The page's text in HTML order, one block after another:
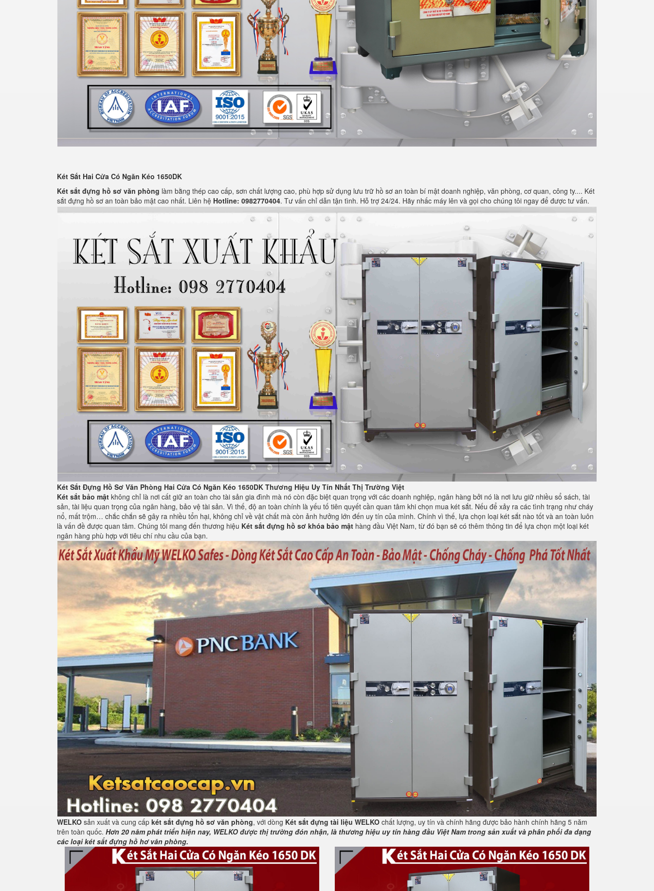
Két Sắt Hai Cửa Có Ngăn Kéo 1650DK
Két sắt đựng hồ sơ văn phòng làm bằng thép cao cấp, sơn chất lượng cao, phù hợp sử dụng lưu trữ hồ sơ an toàn bí mật doanh nghiệp, văn phòng, cơ quan, công ty.... Két
sắt đựng hồ sơ an toàn bảo mật cao nhất. Liên hệ Hotline: 0982770404. Tư vấn chỉ dẫn tận tình. Hỗ trợ 24/24. Hãy nhấc máy lên và gọi cho chúng tôi ngay để được tư vấn.
Két Sắt Đựng Hồ Sơ Văn Phòng Hai Cửa Có Ngăn Kéo 1650DK Thương Hiệu Uy Tín Nhất Thị Trường Việt
Két sắt bảo mật không chỉ là nơi cất giữ an toàn cho tài sản gia đình mà nó còn đặc biệt quan trọng với các doanh nghiệp, ngân hàng bởi nó là nơi lưu giữ nhiều sổ sách, tài
sản, tài liệu quan trọng của ngân hàng, bảo vệ tài sản. Vì thế, độ an toàn chính là yếu tố tiên quyết cần quan tâm khi chọn mua két sắt. Nếu để xảy ra các tình trạng như cháy
nổ, mất trộm… chắc chắn sẽ gây ra nhiều tổn hại, không chỉ về vật chất mà còn ảnh hưởng lớn đến uy tín của mình. Chính vì thế, lựa chọn loại két sắt nào tốt và an toàn luôn
là vấn đề được quan tâm. Chúng tôi mang đến thương hiệu Két sắt đựng hồ sơ khóa bảo mật hàng đầu Việt Nam, từ đó bạn sẽ có thêm thông tin để lựa chọn một loại két
ngân hàng phù hợp với tiêu chí nhu cầu của bạn.
WELKO sản xuất và cung cấp két sắt đựng hồ sơ văn phòng, với dòng Két sắt đựng tài liệu WELKO chất lượng, uy tín và chính hãng được bảo hành chính hãng 5 năm
trên toàn quốc. Hơn 20 năm phát triển hiện nay, WELKO được thị trường đón nhận, là thương hiệu uy tín hàng đầu Việt Nam trong sản xuất và phân phối đa dạng
các loại két sắt đựng hồ hơ văn phòng.